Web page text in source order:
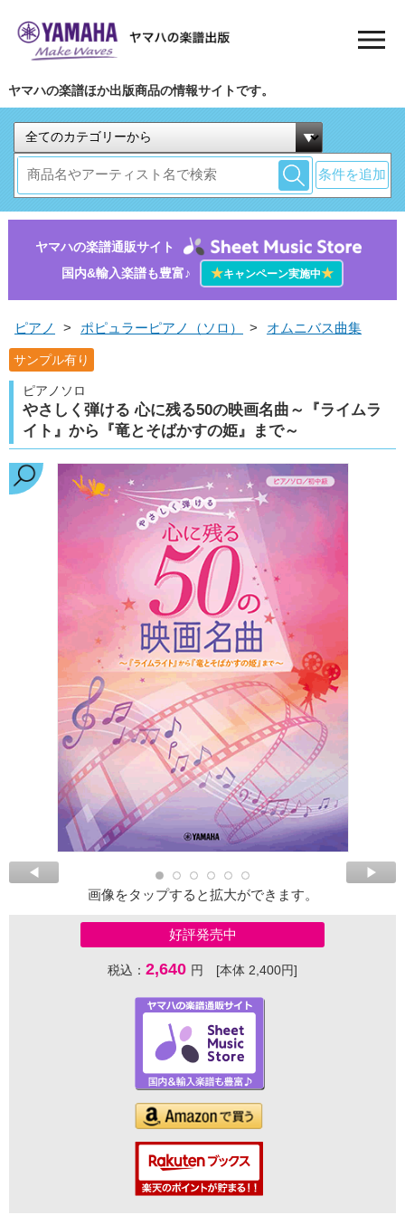
ヤマハの楽譜ほか出版商品の情報サイトです。
条件を追加
ヤマハの楽譜通販サイト
国内&輸入楽譜も豊富♪
★キャンペーン実施中★
ピアノ > ポピュラーピアノ（ソロ） > オムニバス曲集
サンプル有り
ピアノソロ
やさしく弾ける 心に残る50の映画名曲～『ライムラ
イト』から『竜とそばかすの姫』まで～
画像をタップすると拡大ができます。
好評発売中
税込： 2,640 円 [本体 2,400円]